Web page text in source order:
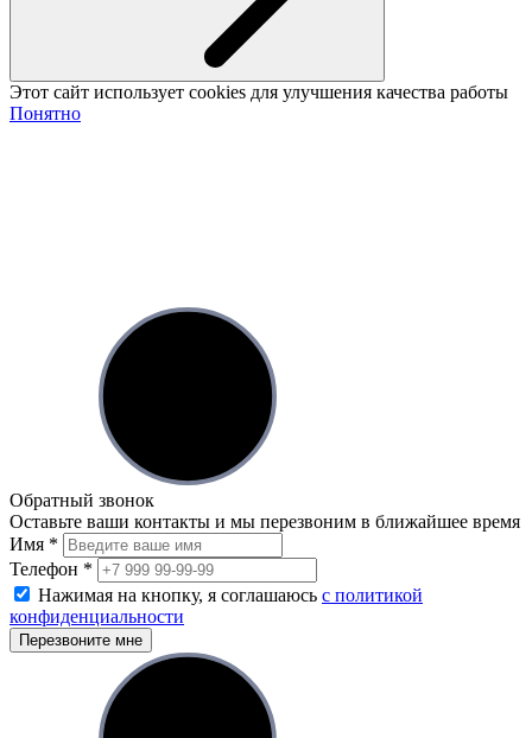
Этот сайт использует cookies для улучшения качества работы
Понятно
Обратный звонок
Оставьте ваши контакты и мы перезвоним в ближайшее время
Имя *
Телефон *
Нажимая на кнопку, я соглашаюсь с политикой
конфиденциальности
Перезвоните мне